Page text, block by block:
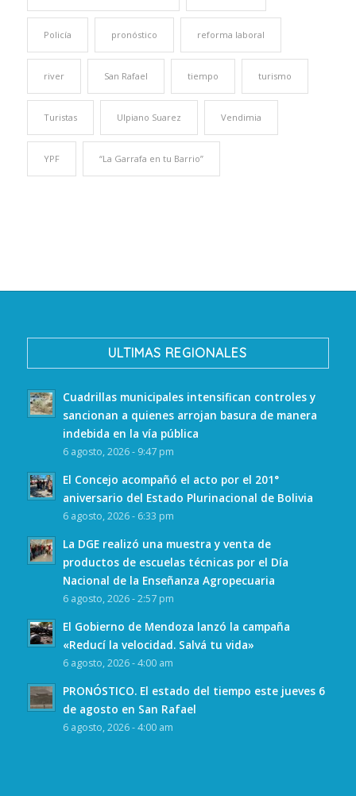
Policía pronóstico reforma laboral
river San Rafael tiempo turismo
Turistas Ulpiano Suarez Vendimia
YPF “La Garrafa en tu Barrio”
ULTIMAS REGIONALES
Cuadrillas municipales intensifican controles y
sancionan a quienes arrojan basura de manera
indebida en la vía pública
6 agosto, 2026 - 9:47 pm
El Concejo acompañó el acto por el 201°
aniversario del Estado Plurinacional de Bolivia
6 agosto, 2026 - 6:33 pm
La DGE realizó una muestra y venta de
productos de escuelas técnicas por el Día
Nacional de la Enseñanza Agropecuaria
6 agosto, 2026 - 2:57 pm
El Gobierno de Mendoza lanzó la campaña
«Reducí la velocidad. Salvá tu vida»
6 agosto, 2026 - 4:00 am
PRONÓSTICO. El estado del tiempo este jueves 6
de agosto en San Rafael
6 agosto, 2026 - 4:00 am